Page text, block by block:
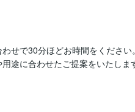
せで30分ほどお時間をください。